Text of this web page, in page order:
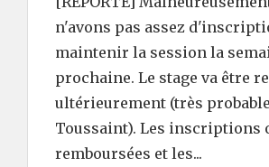
n'avons pas assez
maintenir la session la
prochaine. Le stage va être
ultérieurement (très
Toussaint). Les inscriptions
remboursées et les...